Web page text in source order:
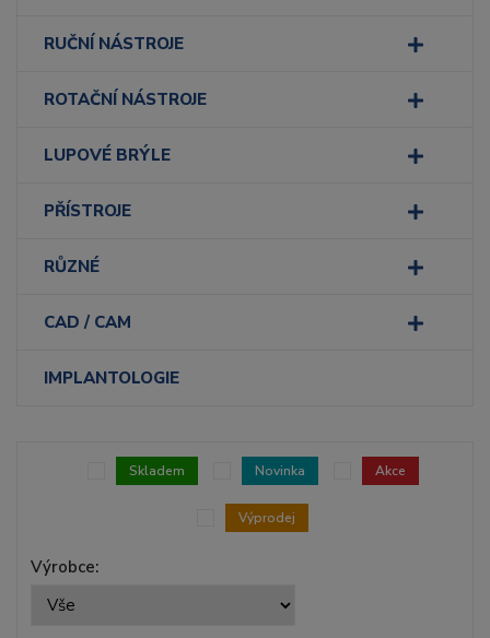
RUČNÍ NÁSTROJE
ROTAČNÍ NÁSTROJE
LUPOVÉ BRÝLE
PŘÍSTROJE
RŮZNÉ
CAD / CAM
IMPLANTOLOGIE
Výrobce:
Skladem Novinka Akce
Výprodej